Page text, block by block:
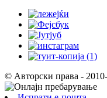
© Авторски права -